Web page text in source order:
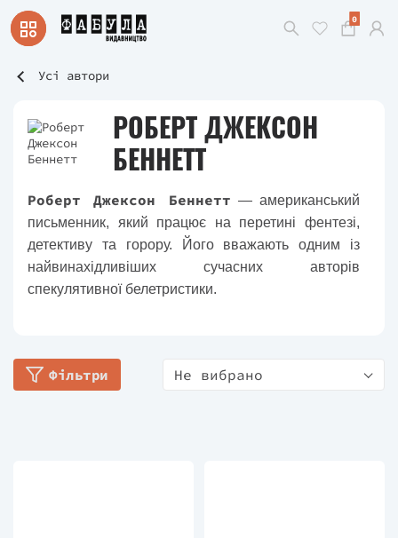
0
Усі автори
РОБЕРТ ДЖЕКСОН
БЕННЕТТ
Роберт Джексон Беннетт — американський
письменник, який працює на перетині фентезі,
детективу та горору. Його вважають одним із
найвинахідливіших сучасних авторів
спекулятивної белетристики.
Фільтри Не вибрано